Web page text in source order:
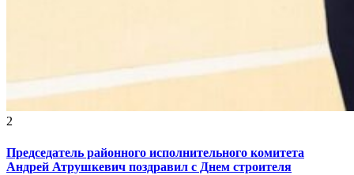
2
Председатель районного исполнительного комитета
Андрей Атрушкевич поздравил с Днем строителя